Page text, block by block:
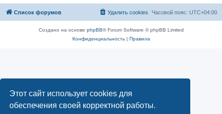
Этот сайт использует cookies для
обеспечения своей корректной работы.
Список форумов Часовой пояс: UTC+04:00
Удалить cookies
Создано на основе phpBB® Forum Software © phpBB Limited
Конфиденциальность| Правила